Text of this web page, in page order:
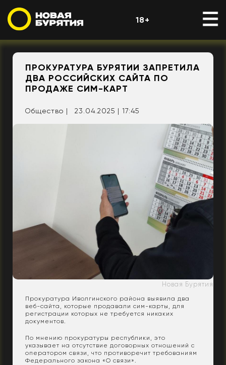
18+
ПРОКУРАТУРА БУРЯТИИ ЗАПРЕТИЛА
ДВА РОССИЙСКИХ САЙТА ПО
ПРОДАЖЕ СИМ-КАРТ
Общество | 23.04.2025 | 17:45
Новая Бурятия
Прокуратура Иволгинского района выявила два
веб-сайта, которые продавали сим-карты, для
регистрации которых не требуется никаких
документов.
По мнению прокуратуры республики, это
указывает на отсутствие договорных отношений с
оператором связи, что противоречит требованиям
Федерального закона «О связи».